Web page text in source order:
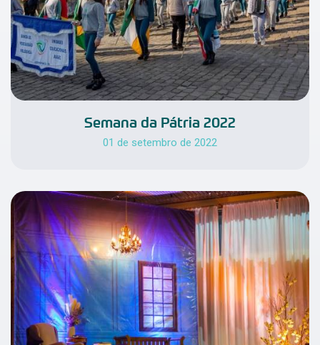
Semana da Pátria 2022
01 de setembro de 2022